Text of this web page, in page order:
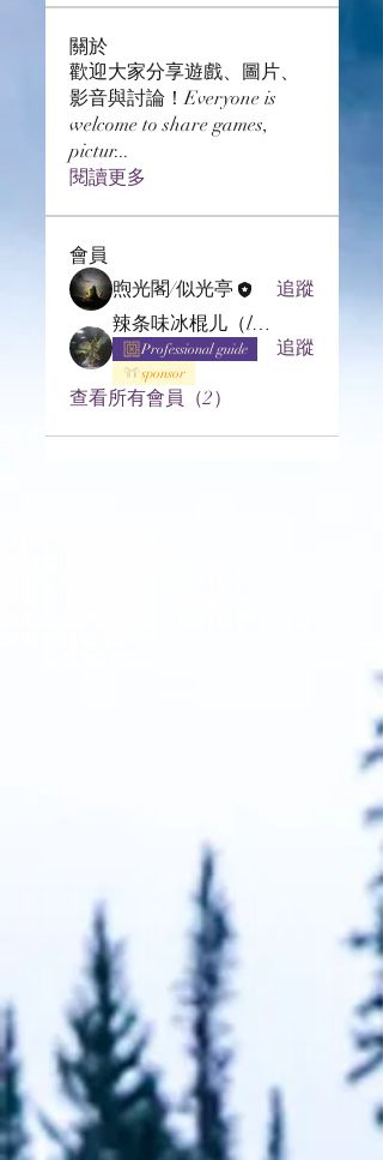
關於
歡迎大家分享遊戲、圖片、
影音與討論！Everyone is
welcome to share games,
pictur...
閱讀更多
會員
煦光閣/似光亭
追蹤
辣条味冰棍儿（lof别玩了要氪金的）
Professional guide
sponsor
追蹤
查看所有會員（2）